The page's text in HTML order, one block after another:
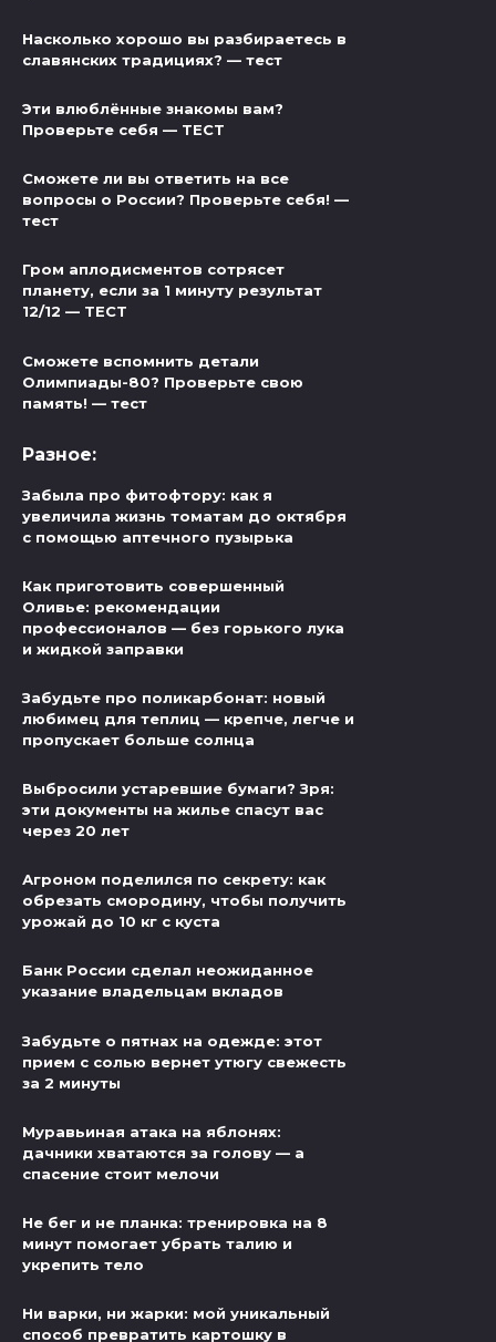
Насколько хорошо вы разбираетесь в
славянских традициях? — тест
Эти влюблённые знакомы вам?
Проверьте себя — ТЕСТ
Сможете ли вы ответить на все
вопросы о России? Проверьте себя! —
тест
Гром аплодисментов сотрясет
планету, если за 1 минуту результат
12/12 — ТЕСТ
Сможете вспомнить детали
Олимпиады-80? Проверьте свою
память! — тест
Разное:
Забыла про фитофтору: как я
увеличила жизнь томатам до октября
с помощью аптечного пузырька
Как приготовить совершенный
Оливье: рекомендации
профессионалов — без горького лука
и жидкой заправки
Забудьте про поликарбонат: новый
любимец для теплиц — крепче, легче и
пропускает больше солнца
Выбросили устаревшие бумаги? Зря:
эти документы на жилье спасут вас
через 20 лет
Агроном поделился по секрету: как
обрезать смородину, чтобы получить
урожай до 10 кг с куста
Банк России сделал неожиданное
указание владельцам вкладов
Забудьте о пятнах на одежде: этот
прием с солью вернет утюгу свежесть
за 2 минуты
Муравьиная атака на яблонях:
дачники хватаются за голову — а
спасение стоит мелочи
Не бег и не планка: тренировка на 8
минут помогает убрать талию и
укрепить тело
Ни варки, ни жарки: мой уникальный
способ превратить картошку в